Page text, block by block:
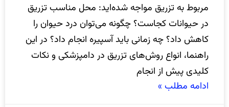
مربوط به تزریق مواجه شده‌اید: محل مناسب تزریق
در حیوانات کجاست؟ چگونه می‌توان درد حیوان را
کاهش داد؟ چه زمانی باید آسپیره انجام داد؟ در این
راهنما، انواع روش‌های تزریق در دامپزشکی و نکات
کلیدی پیش از انجام
ادامه مطلب »